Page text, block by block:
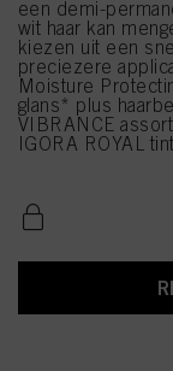
een demi-
wit haar kan
kiezen uit een
preciezere
Moisture
glans* plus
VIBRANCE
IGORA ROYAL